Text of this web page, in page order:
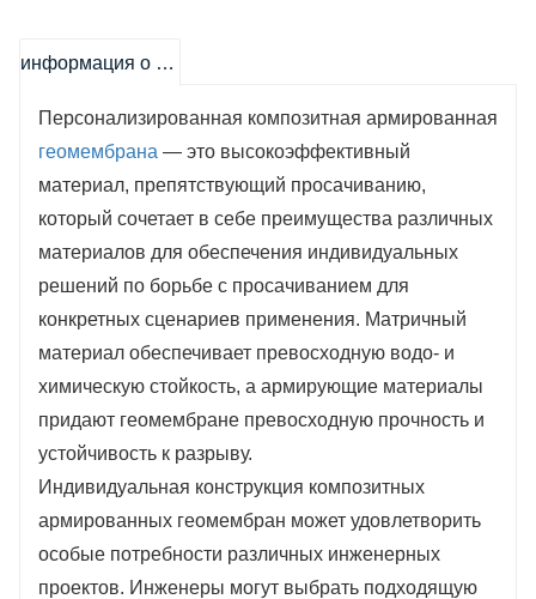
геомембранам повышенную прочность,
и превосходные барьерные свойства. Они
способны эффективно предотвращать
проникновение воды, химических веществ и
других агрессивных сред, гарантируя
герметичность и долговечность конструкций.
Благодаря возможности изготовления в
соответствии с индивидуальными
требованиями проекта, армированные
композитные
геомембраны находят широкое
применение в различных областях - от
строительства и горнодобывающей
промышленности до рекультивации земель и
создания экологических систем. Их высокие
технические характеристики и гибкость
информация о продукте
Персонализированная композитная армированная
геомембрана — это высокоэффективный
материал, препятствующий просачиванию,
который сочетает в себе преимущества различных
материалов для обеспечения индивидуальных
решений по борьбе с просачиванием для
конкретных сценариев применения. Матричный
материал обеспечивает превосходную водо- и
химическую стойкость, а армирующие материалы
придают геомембране превосходную прочность и
устойчивость к разрыву.
Индивидуальная конструкция композитных
армированных геомембран может удовлетворить
особые потребности различных инженерных
проектов. Инженеры могут выбрать подходящую